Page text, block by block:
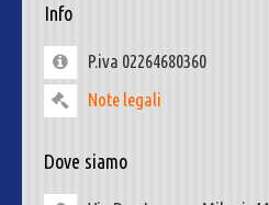
Info
P.iva 02264680360
Note legali
Dove siamo